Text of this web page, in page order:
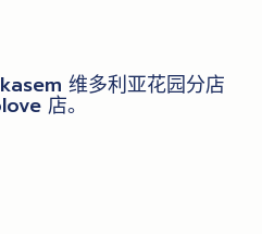
维多利亚花园分店
店。